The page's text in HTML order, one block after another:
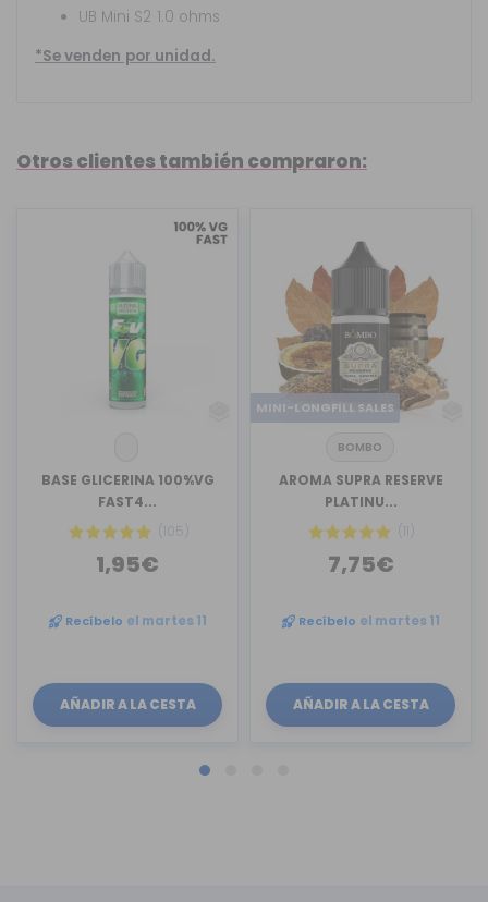
UB Mini S2 1.0 ohms
*Se venden por unidad.
Otros clientes también compraron:
BASE GLICERINA 100%VG
FAST4...
(105)
1,95€
Recíbelo el martes 11
AÑADIR A LA CESTA
MINI-LONGFILL SALES
BOMBO
AROMA SUPRA RESERVE
PLATINU...
(11)
7,75€
Recíbelo el martes 11
AÑADIR A LA CESTA